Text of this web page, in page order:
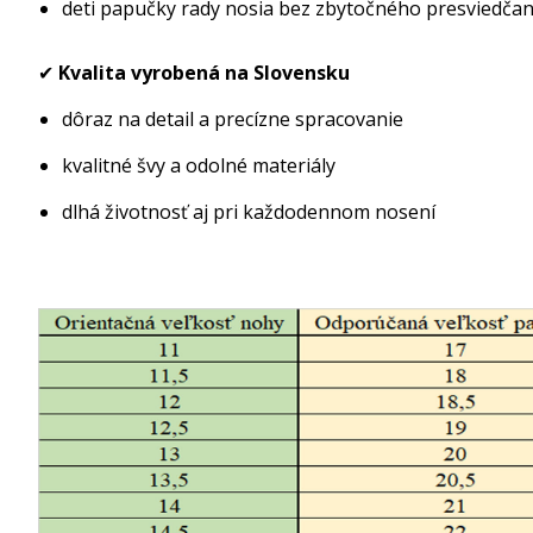
deti papučky rady nosia bez zbytočného
✔ Kvalita vyrobená na Slovensku
dôraz na detail a precízne spracovanie
kvalitné švy a odolné materiály
dlhá životnosť aj pri každodennom nosení